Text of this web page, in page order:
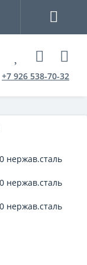
+7 926 538-70-32